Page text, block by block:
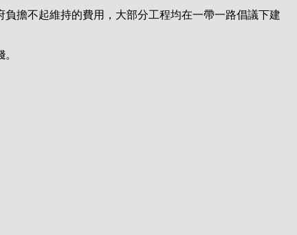
擔不起維持的費用，大部分工程均在一帶一路倡議下建